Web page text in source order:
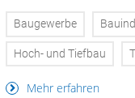
Baugewerbe
Hoch- und Tiefbau
Mehr erfahren